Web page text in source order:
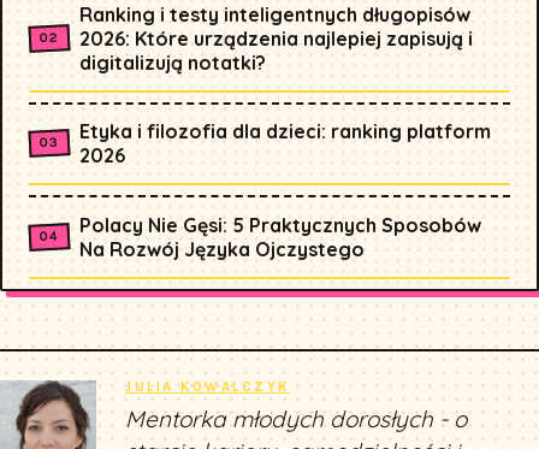
Ranking i testy inteligentnych długopisów
2026: Które urządzenia najlepiej zapisują i
digitalizują notatki?
Etyka i filozofia dla dzieci: ranking platform
2026
Polacy Nie Gęsi: 5 Praktycznych Sposobów
Na Rozwój Języka Ojczystego
JULIA KOWALCZYK
Mentorka młodych dorosłych - o